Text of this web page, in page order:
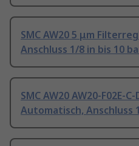
SMC AW20 5 μm
Anschluss 1/8 in bis 10
SMC AW20 AW20-F02E-
Automatisch, Anschluss